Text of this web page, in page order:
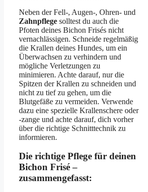
Neben der Fell-, Augen-, Ohren- und
Zahnpflege solltest du auch die
Pfoten deines Bichon Frisés nicht
vernachlässigen. Schneide regelmäßig
die Krallen deines Hundes, um ein
Überwachsen zu verhindern und
mögliche Verletzungen zu
minimieren. Achte darauf, nur die
Spitzen der Krallen zu schneiden und
nicht zu tief zu gehen, um die
Blutgefäße zu vermeiden. Verwende
dazu eine spezielle Krallenschere oder
-zange und achte darauf, dich vorher
über die richtige Schnitttechnik zu
informieren.
Die richtige Pflege für deinen
Bichon Frisé –
zusammengefasst: